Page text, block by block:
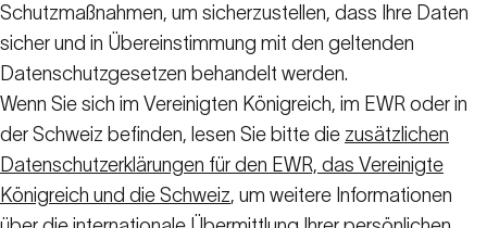
Schutzmaßnahmen, um sicherzustellen, dass Ihre Daten
sicher und in Übereinstimmung mit den geltenden
Datenschutzgesetzen behandelt werden.
Wenn Sie sich im Vereinigten Königreich, im EWR oder in
der Schweiz befinden, lesen Sie bitte die zusätzlichen
Datenschutzerklärungen für den EWR, das Vereinigte
Königreich und die Schweiz, um weitere Informationen